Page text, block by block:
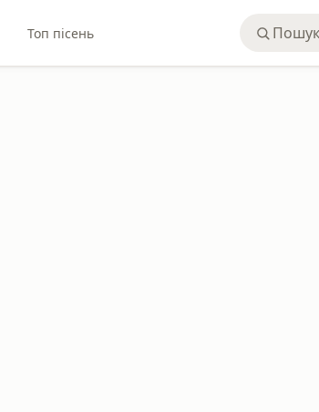
Топ пісень